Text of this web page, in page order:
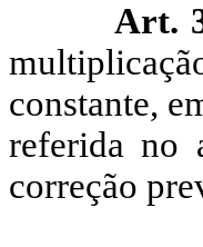
Art.
constante,
referida no
correção